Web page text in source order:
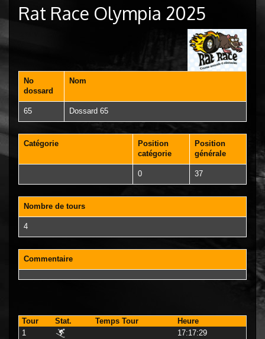
Rat Race Olympia 2025
No
dossard
Nom
65 Dossard 65
Catégorie
Position
catégorie
Position
générale
0 37
Nombre de tours
4
Commentaire
Tour Stat. Temps Tour
Heure
1
17:17:29